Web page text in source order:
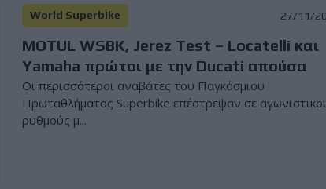
World Superbike 27/11/
MOTUL WSBK, Jerez Test – Locatelli και
Yamaha πρώτοι με την Ducati απούσα
Οι περισσότεροι αναβάτες του Παγκόσμιου
Πρωταθλήματος Superbike επέστρεψαν σε
ρυθμούς μ...